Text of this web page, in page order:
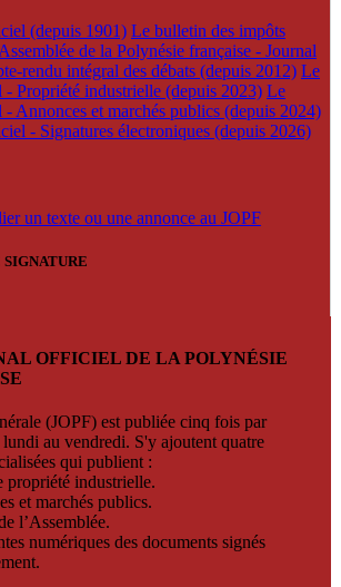
(depuis 1901) Le bulletin des impôts
Assemblée de la Polynésie française - Journal
rendu intégral des débats (depuis 2012) Le
Propriété industrielle (depuis 2023) Le
Annonces et marchés publics (depuis 2024)
- Signatures électroniques (depuis 2026)
un texte ou une annonce au JOPF
OFFICIEL DE LA POLYNÉSIE
(JOPF) est publiée cinq fois par
lundi au vendredi. S'y ajoutent quatre
qui publient :
propriété industrielle.
et marchés publics.
l’Assemblée.
numériques des documents signés